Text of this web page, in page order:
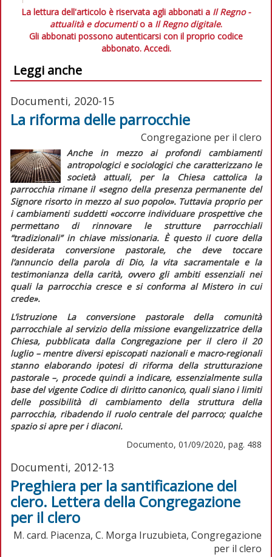
La lettura dell'articolo è riservata agli abbonati a Il Regno -
attualità e documentio a Il Regno digitale.
Gli abbonati possono autenticarsi con il proprio codice
abbonato. Accedi.
Leggi anche
Documenti, 2020-15
La riforma delle parrocchie
Congregazione per il clero
Anche in mezzo ai profondi cambiamenti
antropologici e sociologici che caratterizzano le
società attuali, per la Chiesa cattolica la
parrocchia rimane il «segno della presenza permanente del
Signore risorto in mezzo al suo popolo». Tuttavia proprio per
i cambiamenti suddetti «occorre individuare prospettive che
permettano di rinnovare le strutture parrocchiali
“tradizionali” in chiave missionaria. È questo il cuore della
desiderata conversione pastorale, che deve toccare
l’annuncio della parola di Dio, la vita sacramentale e la
testimonianza della carità, ovvero gli ambiti essenziali nei
quali la parrocchia cresce e si conforma al Mistero in cui
crede».
L’istruzione La conversione pastorale della comunità
parrocchiale al servizio della missione evangelizzatrice della
Chiesa, pubblicata dalla Congregazione per il clero il 20
luglio – mentre diversi episcopati nazionali e macro-regionali
stanno elaborando ipotesi di riforma della strutturazione
pastorale –, procede quindi a indicare, essenzialmente sulla
base del vigente Codice di diritto canonico, quali siano i limiti
delle possibilità di cambiamento della struttura della
parrocchia, ribadendo il ruolo centrale del parroco; qualche
spazio si apre per i diaconi.
Documento, 01/09/2020, pag. 488
Documenti, 2012-13
Preghiera per la santificazione del
clero. Lettera della Congregazione
per il clero
M. card. Piacenza, C. Morga Iruzubieta, Congregazione
per il clero